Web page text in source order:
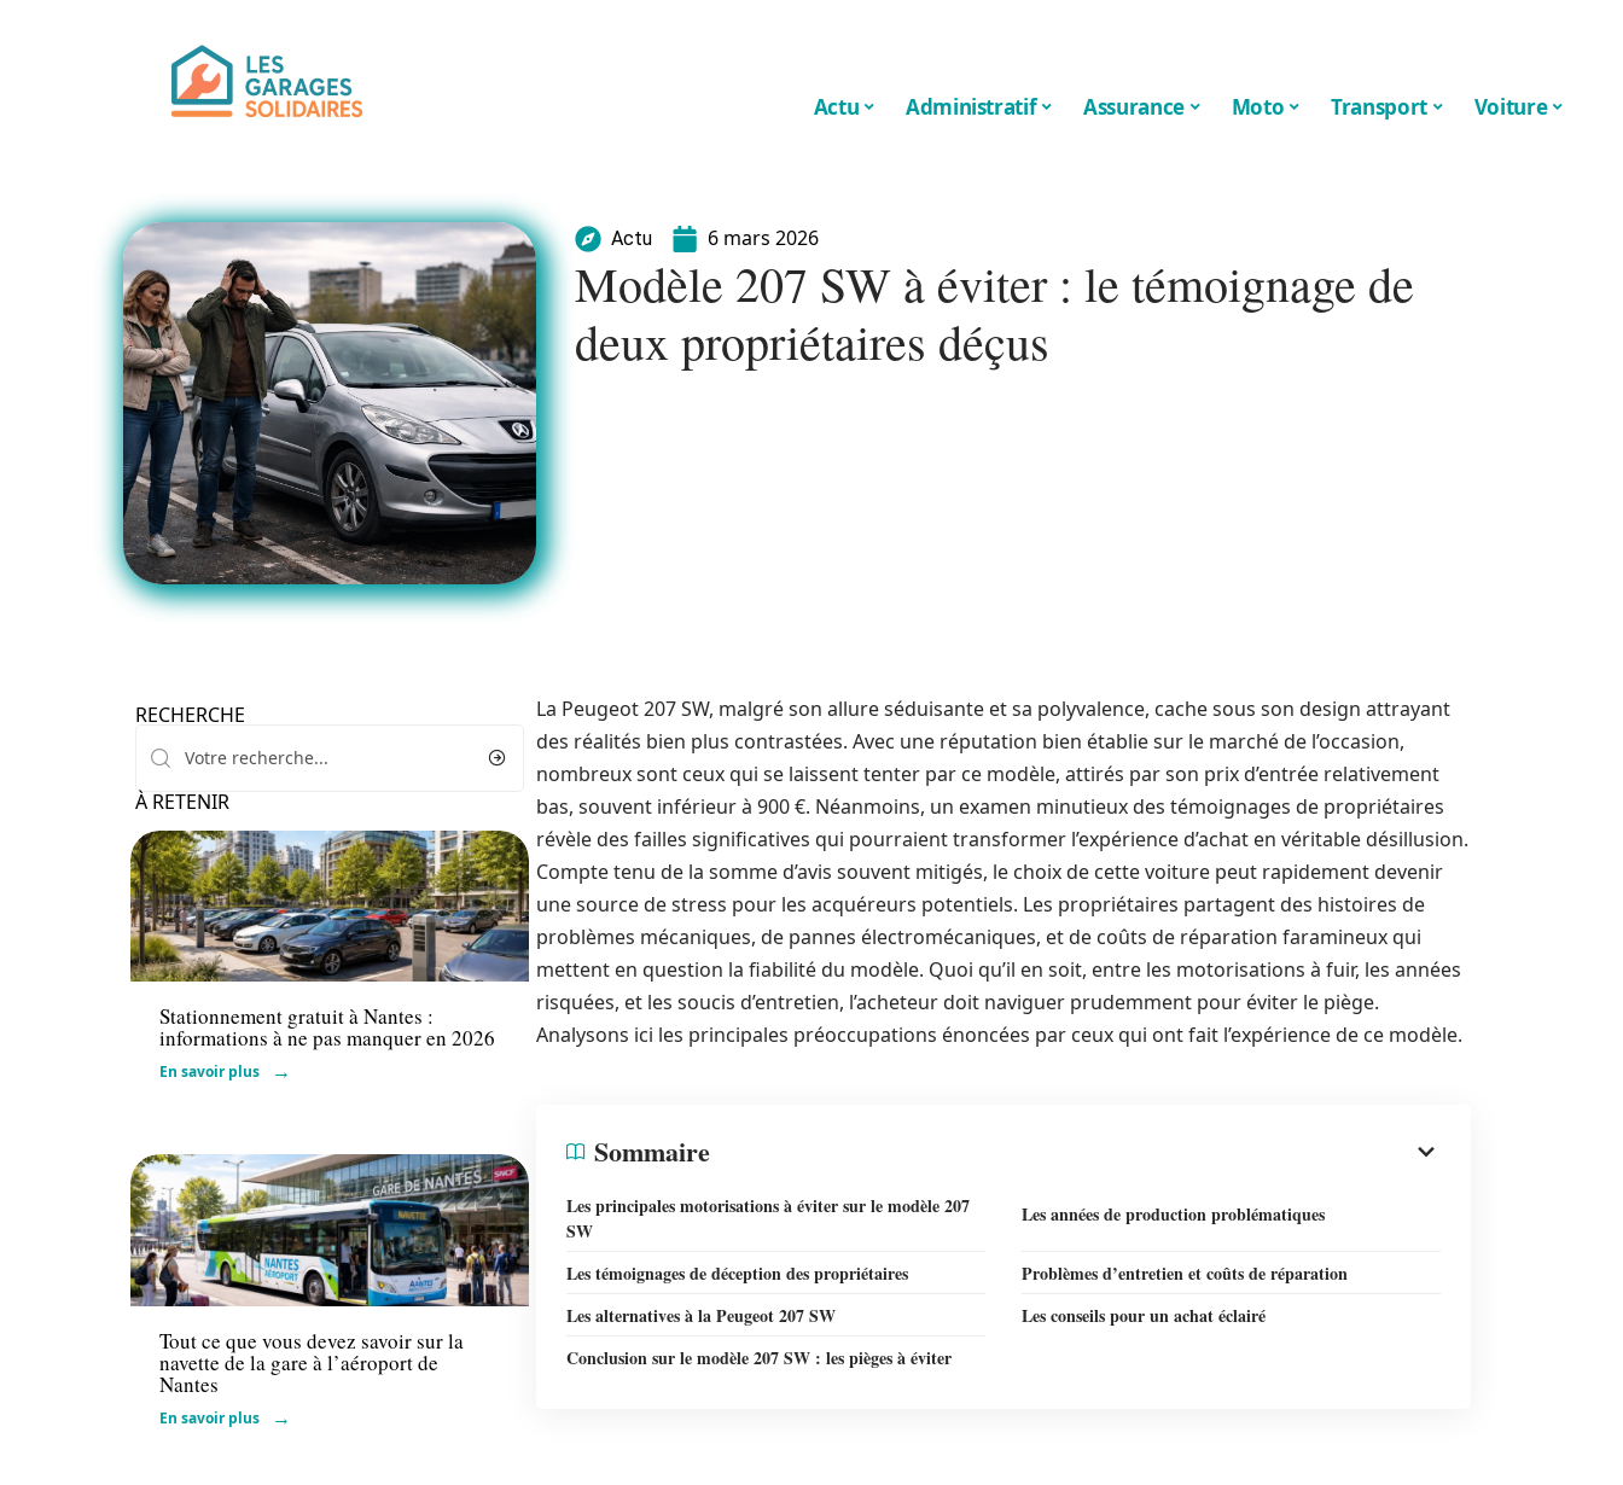
Actu Administratif Assurance Moto Transport Voiture
Actu 6 mars 2026
Modèle 207 SW à éviter : le témoignage de
deux propriétaires déçus
RECHERCHE
À RETENIR
Actu
Stationnement gratuit à Nantes :
informations à ne pas manquer en 2026
En savoir plus
Actu
Tout ce que vous devez savoir sur la
navette de la gare à l’aéroport de
Nantes
En savoir plus
La Peugeot 207 SW, malgré son allure séduisante et sa polyvalence, cache sous son design attrayant
des réalités bien plus contrastées. Avec une réputation bien établie sur le marché de l’occasion,
nombreux sont ceux qui se laissent tenter par ce modèle, attirés par son prix d’entrée relativement
bas, souvent inférieur à 900 €. Néanmoins, un examen minutieux des témoignages de propriétaires
révèle des failles significatives qui pourraient transformer l’expérience d’achat en véritable désillusion.
Compte tenu de la somme d’avis souvent mitigés, le choix de cette voiture peut rapidement devenir
une source de stress pour les acquéreurs potentiels. Les propriétaires partagent des histoires de
problèmes mécaniques, de pannes électromécaniques, et de coûts de réparation faramineux qui
mettent en question la fiabilité du modèle. Quoi qu’il en soit, entre les motorisations à fuir, les années
risquées, et les soucis d’entretien, l’acheteur doit naviguer prudemment pour éviter le piège.
Analysons ici les principales préoccupations énoncées par ceux qui ont fait l’expérience de ce modèle.
Sommaire
Les principales motorisations à éviter sur le modèle 207
SW
Les années de production problématiques
Les témoignages de déception des propriétaires
Problèmes d’entretien et coûts de réparation
Les alternatives à la Peugeot 207 SW
Les conseils pour un achat éclairé
Conclusion sur le modèle 207 SW : les pièges à éviter